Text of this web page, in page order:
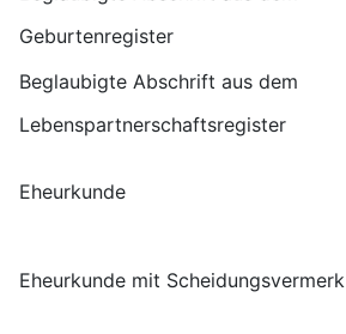
Geburtenregister
Beglaubigte Abschrift aus dem
Lebenspartnerschaftsregister
Eheurkunde
Eheurkunde mit Scheidungsvermerk